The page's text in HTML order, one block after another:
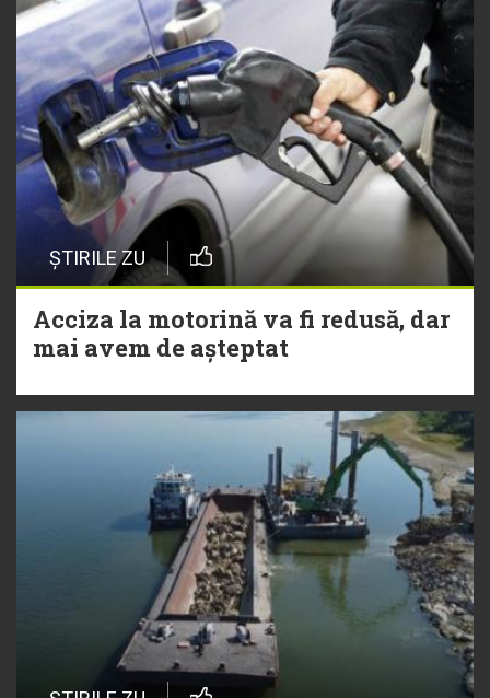
ȘTIRILE ZU
Acciza la motorină va fi redusă, dar
mai avem de așteptat